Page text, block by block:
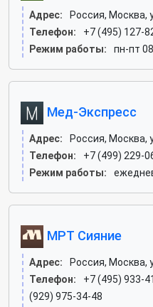
Адрес:
Россия, Москва,
Телефон:
+7 (495) 127-
Режим работы:
пн-пт
Мед-Экспресс
Адрес:
Россия, Москва,
Телефон:
+7 (499) 229-
Режим работы:
МРТ Сияние
Адрес:
Россия, Москва,
Телефон:
+7 (495) 933-
(929) 975-34-48